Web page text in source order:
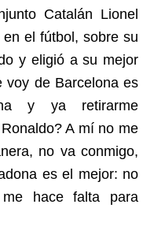
Catalán Lionel
el fútbol, sobre su
y eligió a su mejor
voy de Barcelona es
y ya retirarme
A mí no me
no va conmigo,
es el mejor: no
hace falta para